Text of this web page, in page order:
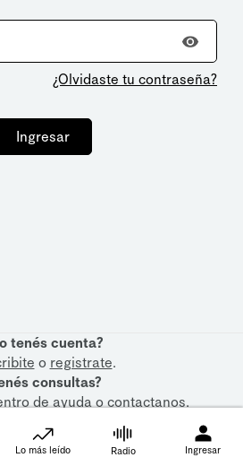
¿Olvidaste tu contraseña?
Ingresar
tenés cuenta?
o registrate.
consultas?
de ayudaocontactanos.
Lo más leído Radio Ingresar